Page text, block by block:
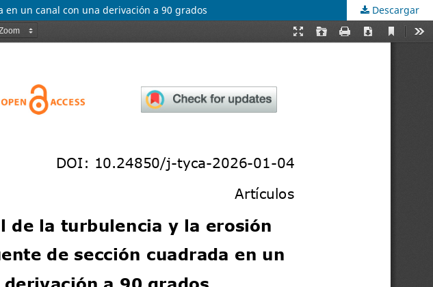
un canal con una derivación a 90 grados Descargar